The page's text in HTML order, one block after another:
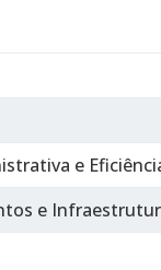
e
e